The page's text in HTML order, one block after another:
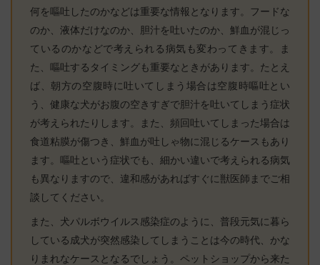
何を嘔吐したのかなどは重要な情報となります。フードな
のか、液体だけなのか、胆汁を吐いたのか、鮮血が混じっ
ているのかなどで考えられる病気も変わってきます。ま
た、嘔吐するタイミングも重要なときがあります。たとえ
ば、朝方の空腹時に吐いてしまう場合は空腹時嘔吐とい
う、健康な犬がお腹の空きすぎで胆汁を吐いてしまう症状
が考えられたりします。また、頻回吐いてしまった場合は
食道粘膜が傷つき、鮮血が吐しゃ物に混じるケースもあり
ます。嘔吐という症状でも、細かい違いで考えられる病気
も異なりますので、違和感があればすぐに獣医師までご相
談してください。
また、犬パルボウイルス感染症のように、普段元気に暮ら
している成犬が突然感染してしまうことは今の時代、かな
りまれなケースとなるでしょう。ペットショップから来た